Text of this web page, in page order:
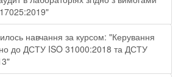
навчання за курсом: "Керування
до ДСТУ ISO 31000:2018 та ДСТУ